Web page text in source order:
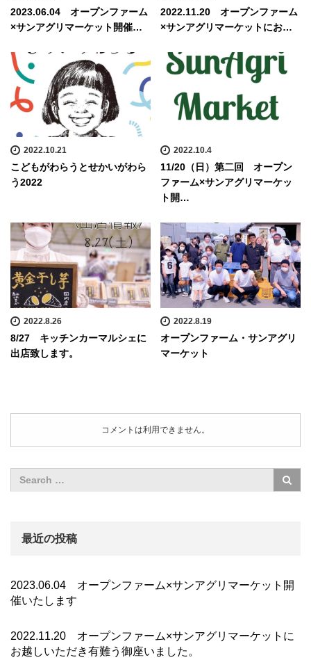
2023.06.04 オープンファーム
×サンアグリマーケット開催…
2022.11.20 オープンファーム
×サンアグリマーケットにお…
2022.10.21
こどもがわらうとせかいがわら
う2022
2022.10.4
11/20（日）第二回 オープン
ファーム×サンアグリマーケッ
ト開…
2022.8.26
8/27 キッチンカーマルシェに
出店致します。
2022.8.19
オープンファーム・サンアグリ
マーケット
コメントは利用できません。
最近の投稿
2023.06.04 オープンファーム×サンアグリマーケット開
催いたします
2022.11.20 オープンファーム×サンアグリマーケットに
お越しいただき有難う御座いました。